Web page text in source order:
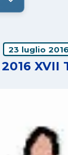
23 luglio 2016
XVII